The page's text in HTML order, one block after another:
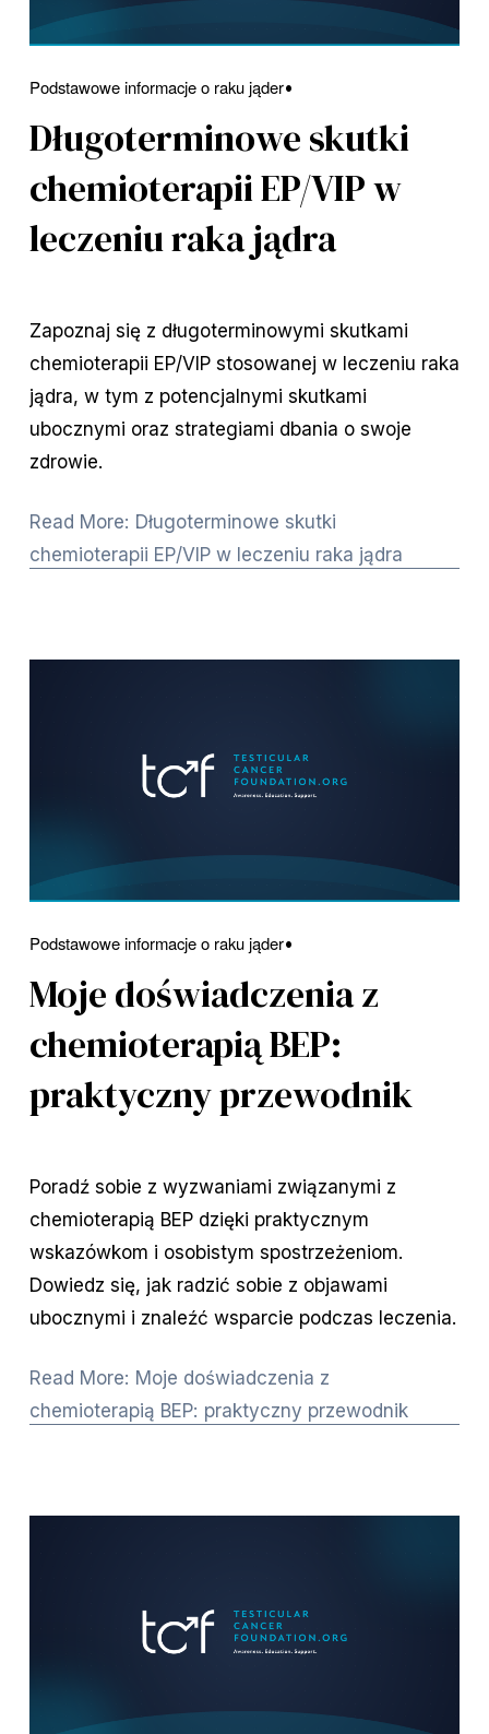
Podstawowe informacje o raku jąder
Długoterminowe skutki
chemioterapii EP/VIP w
leczeniu raka jądra
Zapoznaj się z długoterminowymi skutkami
chemioterapii EP/VIP stosowanej w leczeniu raka
jądra, w tym z potencjalnymi skutkami
ubocznymi oraz strategiami dbania o swoje
zdrowie.
Read More: Długoterminowe skutki
chemioterapii EP/VIP w leczeniu raka jądra
Podstawowe informacje o raku jąder
Moje doświadczenia z
chemioterapią BEP:
praktyczny przewodnik
Poradź sobie z wyzwaniami związanymi z
chemioterapią BEP dzięki praktycznym
wskazówkom i osobistym spostrzeżeniom.
Dowiedz się, jak radzić sobie z objawami
ubocznymi i znaleźć wsparcie podczas leczenia.
Read More: Moje doświadczenia z
chemioterapią BEP: praktyczny przewodnik